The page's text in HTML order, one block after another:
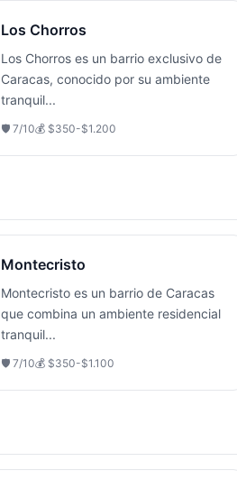
Los Chorros
Los Chorros es un barrio exclusivo de
Caracas, conocido por su ambiente
tranquil...
🛡️ 7/10💰 $350-$1.200
Montecristo
Montecristo es un barrio de Caracas
que combina un ambiente residencial
tranquil...
🛡️ 7/10💰 $350-$1.100